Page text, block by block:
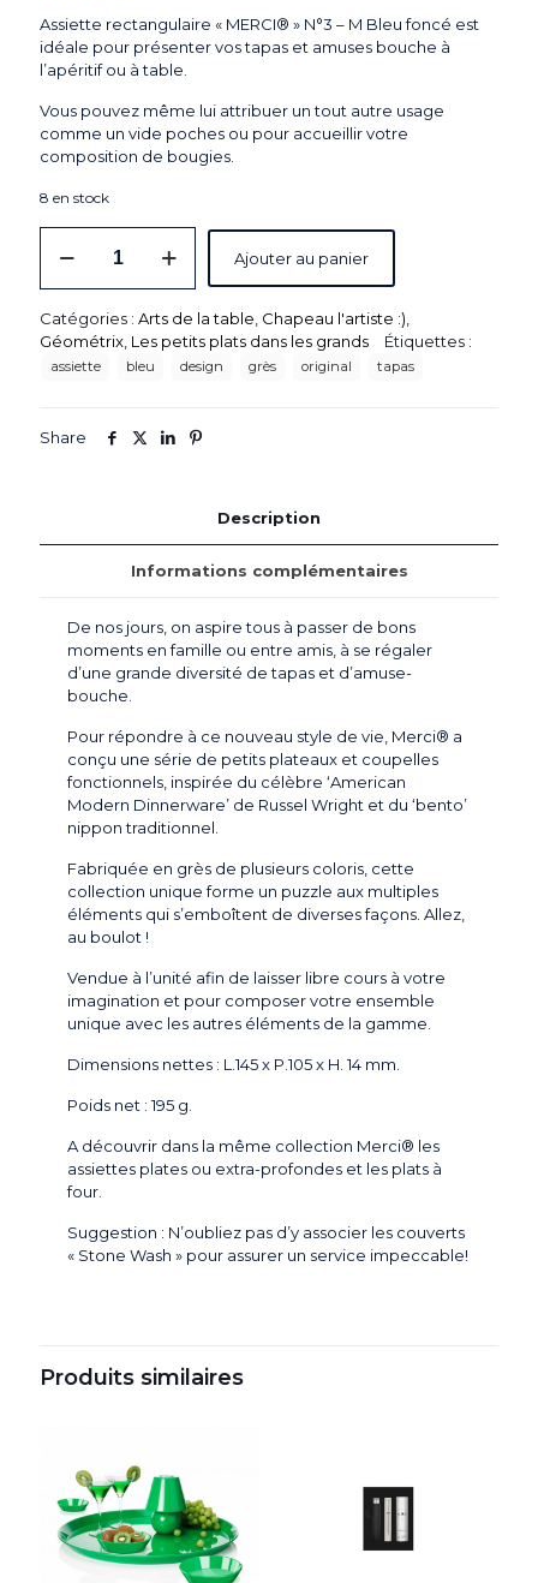
Assiette rectangulaire « MERCI® » N°3 – M Bleu foncé est
idéale pour présenter vos tapas et amuses bouche à
l’apéritif ou à table.
Vous pouvez même lui attribuer un tout autre usage
comme un vide poches ou pour accueillir votre
composition de bougies.
8 en stock
"MERCI®"
N°3
Bleu
Ajouter au panier
Catégories : Arts de la table Chapeau l'artiste :)
Géométrix Les petits plats dans les grands Étiquettes :
assiette bleu design grès original tapas
Share
Description
Informations complémentaires
De nos jours, on aspire tous à passer de bons
moments en famille ou entre amis, à se régaler
d’une grande diversité de tapas et d’amuse-
bouche.
Pour répondre à ce nouveau style de vie, Merci® a
conçu une série de petits plateaux et coupelles
fonctionnels, inspirée du célèbre ‘American
Modern Dinnerware’ de Russel Wright et du ‘bento’
nippon traditionnel.
Fabriquée en grès de plusieurs coloris, cette
collection unique forme un puzzle aux multiples
éléments qui s’emboîtent de diverses façons. Allez,
au boulot !
Vendue à l’unité afin de laisser libre cours à votre
imagination et pour composer votre ensemble
unique avec les autres éléments de la gamme.
Dimensions nettes : L.145 x P.105 x H. 14 mm.
Poids net : 195 g.
A découvrir dans la même collection Merci® les
assiettes plates ou extra-profondes et les plats à
four.
Suggestion : N’oubliez pas d’y associer les couverts
« Stone Wash » pour assurer un service impeccable!
Produits similaires